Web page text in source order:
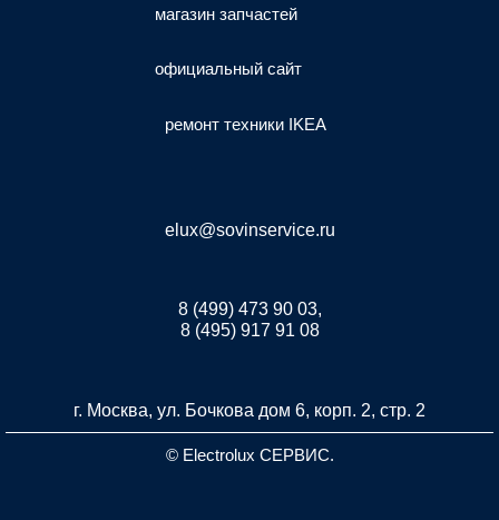
магазин запчастей
официальный сайт
ремонт техники IKEA
elux@sovinservice.ru
8 (499) 473 90 03,
8 (495) 917 91 08
г. Москва, ул. Бочкова дом 6, корп. 2, стр. 2
© Electrolux СЕРВИС.